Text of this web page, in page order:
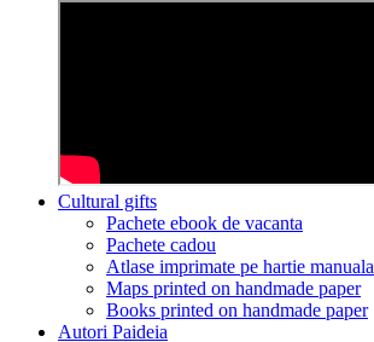
Cultural gifts
Pachete ebook de vacanta
Pachete cadou
Atlase imprimate pe hartie manuala
Maps printed on handmade paper
Books printed on handmade paper
Autori Paideia